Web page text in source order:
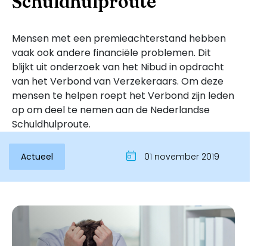
Mensen met een premieachterstand hebben
vaak ook andere financiële problemen. Dit
blijkt uit onderzoek van het Nibud in opdracht
van het Verbond van Verzekeraars. Om deze
mensen te helpen roept het Verbond zijn leden
op om deel te nemen aan de Nederlandse
Schuldhulproute.
Actueel 01 november 2019